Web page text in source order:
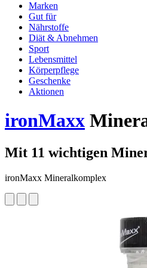
Marken
Gut für
Nährstoffe
Diät & Abnehmen
Sport
Lebensmittel
Körperpflege
Geschenke
Aktionen
ironMaxx
Mit 11 wichtigen
ironMaxx Mineralkomplex